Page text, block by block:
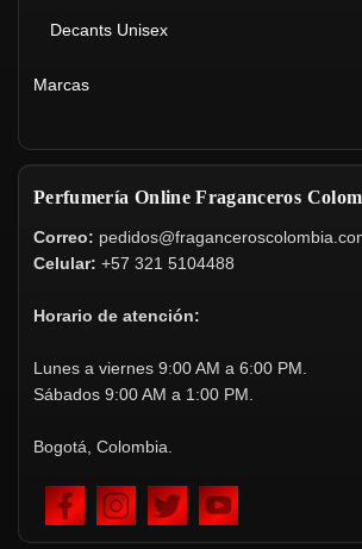
Decants Unisex
Marcas
Perfumería Online Fraganceros
Correo:
Celular: +57 321 5104488
Horario de atención:
Lunes a viernes 9:00 AM a 6:00 PM.
Sábados 9:00 AM a 1:00 PM.
Bogotá, Colombia.